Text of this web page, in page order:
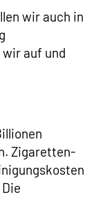
wir auch in
auf und
Zigaretten-